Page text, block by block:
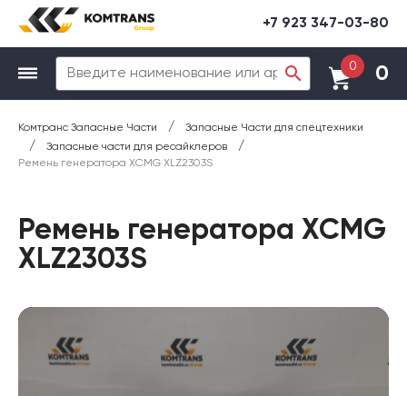
+7 923 347-03-80
0 0
Комтранс Запасные Части / Запасные Части для спецтехники
/ Запасные части для ресайклеров /
Ремень генератора XCMG XLZ2303S
Ремень генератора XCMG
XLZ2303S